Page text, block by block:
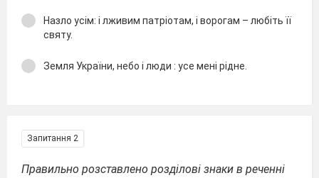
Назло усім: і лживим патріотам, і ворогам – любіть її
святу.
Земля України, небо і люди : усе мені рідне.
Запитання 2
Правильно розставлено розділові знаки в реченні